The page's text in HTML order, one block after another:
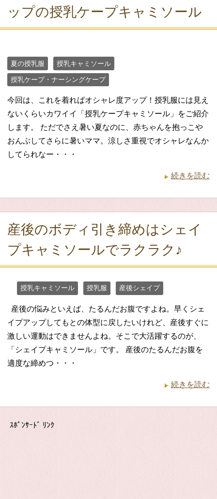
ップの授乳ケープキャミソール
夏の授乳服 授乳キャミソール
授乳ケープ・ナーシングケープ
今回は、これを着ればオシャレ度アップ！授乳服には見え
ないくらいカワイイ「授乳ケープキャミソール」をご紹介
します。 ただでさえ暑い夏なのに、赤ちゃんを抱っこや
おんぶしてさらに暑いママ。涼しさ重視でオシャレなんか
してられなー・・・
続きを読む
産後のボディ引き締めはシェイ
プキャミソールでラクラク♪
授乳キャミソール 授乳服 産後シェイプ
産後の悩みといえば、たるんだお腹ですよね。早くシェ
イプアップしてもとの体型に戻したいけれど、産後すぐに
激しい運動はできませんよね。そこで大活躍するのが、
「シェイプキャミソール」です。 産後のたるんだお腹を
適度な締めつ・・・
続きを読む
ｽﾎﾟﾝｻｰﾄﾞ ﾘﾝｸ